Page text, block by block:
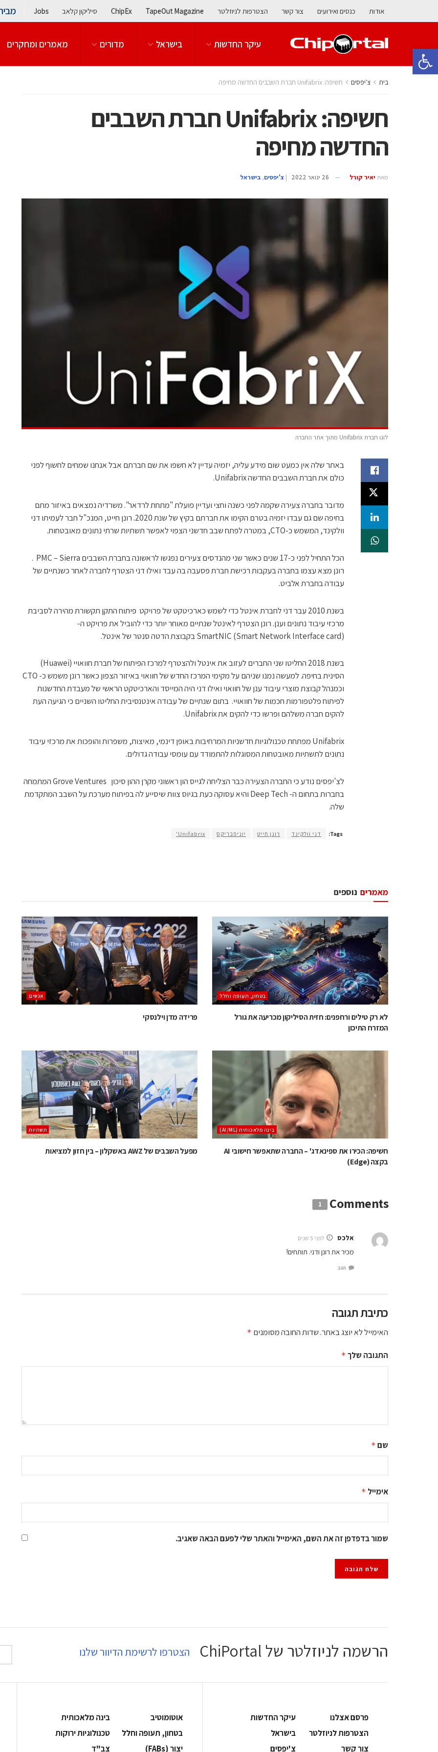
פתח סרגל נגישות
אודות כנסים ואירועים צור קשר הצטרפות לניוזלטר TapeOut Magazine
ChipEx סיליקון קלאב Jobs
עיקר החדשות בישראל מדורים מאמרים ומחקרים
בית צ'יפסים חשיפה: Unifabrix חברת השבבים החדשה מחיפה
חשיפה: Unifabrix חברת השבבים
החדשה מחיפה
מאת יאיר קורל 26 ינואר 2022 | צ'יפסים, בישראל
לוגו חברת Unifabrix מתוך אתר החברה
באתר שלה אין כמעט שום מידע עליה, יזמיה עדיין לא חשפו את שם חברתם אבל אנחנו שמחים לחשוף לפני
כולם את חברת השבבים החדשה Unifabrix.
מדובר בחברה צעירה שקמה לפני כשנה וחצי ועדיין פועלת "מתחת לרדאר". משרדיה נמצאים באיזור מתם
בחיפה שם גם עבדו יזמיה בטרם הקימו את חברתם בקיץ של שנת 2020. רונן חייט, המנכ"ל חבר לעמיתו דני
וולקינד, המשמש כ-CTO, במטרה לפתח שבב חדשני הצפוי לאפשר תשתיות שרתי נתונים מאובטחות.
הכל התחיל לפני כ-17 שנים כאשר שני מהנדסים צעירים נפגשו לראשונה בחברת השבבים PMC – Sierra .
רונן מצא עצמו בחברה בעקבות רכישת חברת פסעבה בה עבד ואילו דני הצטרף לחברה לאחר כשנתיים של
עבודה בחברת אלביט.
בשנת 2010 עבר דני לחברת אינטל כדי לשמש כארכיטקט של פרויקט פיתוח התקן תקשורת מהירה לסביבת
מרכזי עיבוד נתונים וענן. רונן הצטרף לאינטל שנתיים מאוחר יותר כדי להוביל את פרויקט ה-
SmartNIC (Smart Network Interface card) בקבוצת הדטה סנטר של אינטל.
בשנת 2018 החליטו שני החברים לעזוב את אינטל ולהצטרף למרכז הפיתוח של חברת חוואויי (Huawei)
הסינית בחיפה. למעשה נמנו שניהם על מקימי המרכז החדש של חוואוי באיזור הצפון כאשר רונן משמש כ- CTO
וכמנהל קבוצת מוצרי עיבוד ענן של חוואוי ואילו דני היה המייסד והארכיטקט הראשי של מעבדת החדשנות
לפיתוח פלטפורמות חכמות של חוואויי. בתום שנתיים של עבודה אינטנסיבית החליטו השניים כי הגיעה העת
להקים חברה משלהם ופרשו כדי להקים את Unifabrix.
Unifabrix מפתחת טכנולוגיות חדשניות המרחיבות באופן דינמי, מאיצות, משפרות והופכות את מרכזי עיבוד
נתונים לתשתיות מאובטחות המסוגלות להתמודד עם עומסי עבודה גדולים.
לצ'יפסים נודע כי החברה הצעירה כבר הצליחה לגייס הון ראשוני מקרן ההון סיכון Grove Ventures המתמחה
בחברות בתחום ה- Deep Tech והיא עסוקה כעת בגיוס צוות שיסייע לה בפיתוח מערכת על השבב המתקדמת
שלה.
Tags: דני וולקינד רונן חייט יוניפבריקס Unifabrix'
נוספים מאמרים
בטחון, תעופה וחלל
לא רק טילים ורחפנים: חזית הסיליקון מכריעה את גורל
המזרח התיכון
אנשים
פרידה מדן וילנסקי
בינה מלאכותית (AI/ML)
חשיפה: הכירו את ספינאדג' – החברה שתאפשר חישובי AI
בקצה (Edge)
תשתיות
מפעל השבבים של AWZ באשקלון – בין חזון למציאות
Comments
1
אלכס לפני 5 שנים
מכיר את רונן ודני. תותחים!
הגב
כתיבת תגובה
האימייל לא יוצג באתר.שדות החובה מסומנים *
התגובה שלך *
שם *
אימייל *
שמור בדפדפן זה את השם, האימייל והאתר שלי לפעם הבאה שאגיב.
הרשמה לניוזלטר של ChiPortal הצטרפו לרשימת הדיוור שלנו
פרסם אצלנו
עיקר החדשות
הצטרפות לניוזלטר
בישראל
צור קשר
צ'יפסים
אוטומוטיב
בינה מלאכותית
בטחון, תעופה וחלל
‫טכנולוגיות ירוקות‬
‫יצור (‪(FABs‬‬
‫צב"ד‬